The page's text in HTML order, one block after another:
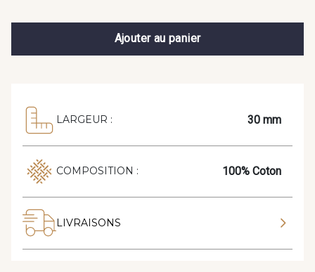
Ajouter au panier
LARGEUR : 30 mm
COMPOSITION : 100% Coton
LIVRAISONS